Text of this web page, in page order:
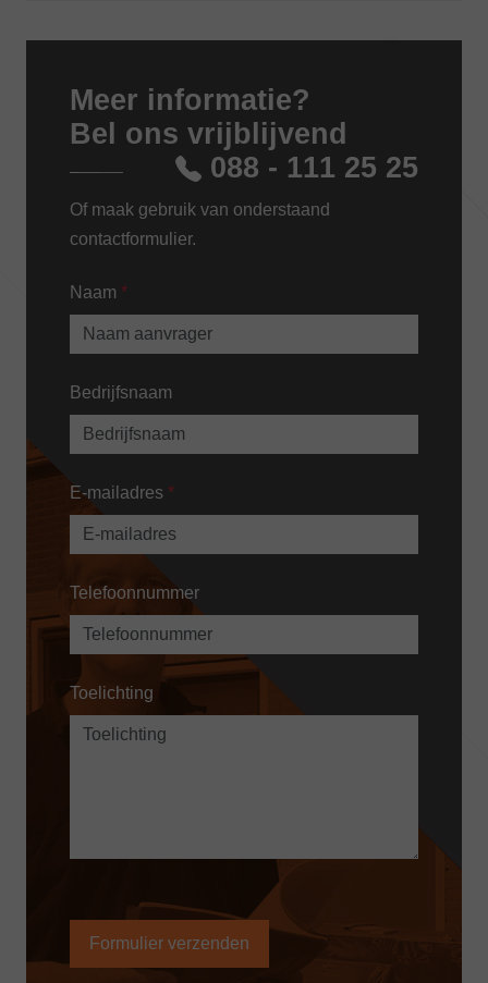
Meer informatie?
Bel ons vrijblijvend
088 - 111 25 25
Of maak gebruik van onderstaand
contactformulier.
Naam *
Bedrijfsnaam
E-mailadres *
Telefoonnummer
Toelichting